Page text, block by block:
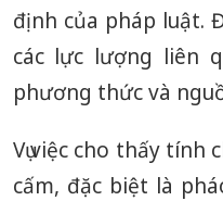
định của pháp luật.
các lực lượng liên
phương thức và
Vụ việc cho thấy
cấm, đặc biệt là